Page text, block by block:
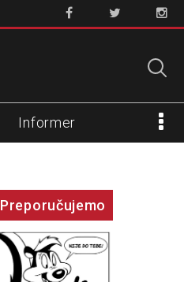
Informer
Preporučujemo